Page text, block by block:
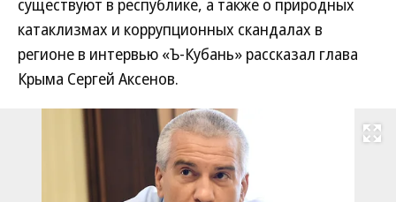
существуют в республике, а также о природных
катаклизмах и коррупционных скандалах в
регионе в интервью «Ъ-Кубань» рассказал глава
Крыма Сергей Аксенов.
Развернуть